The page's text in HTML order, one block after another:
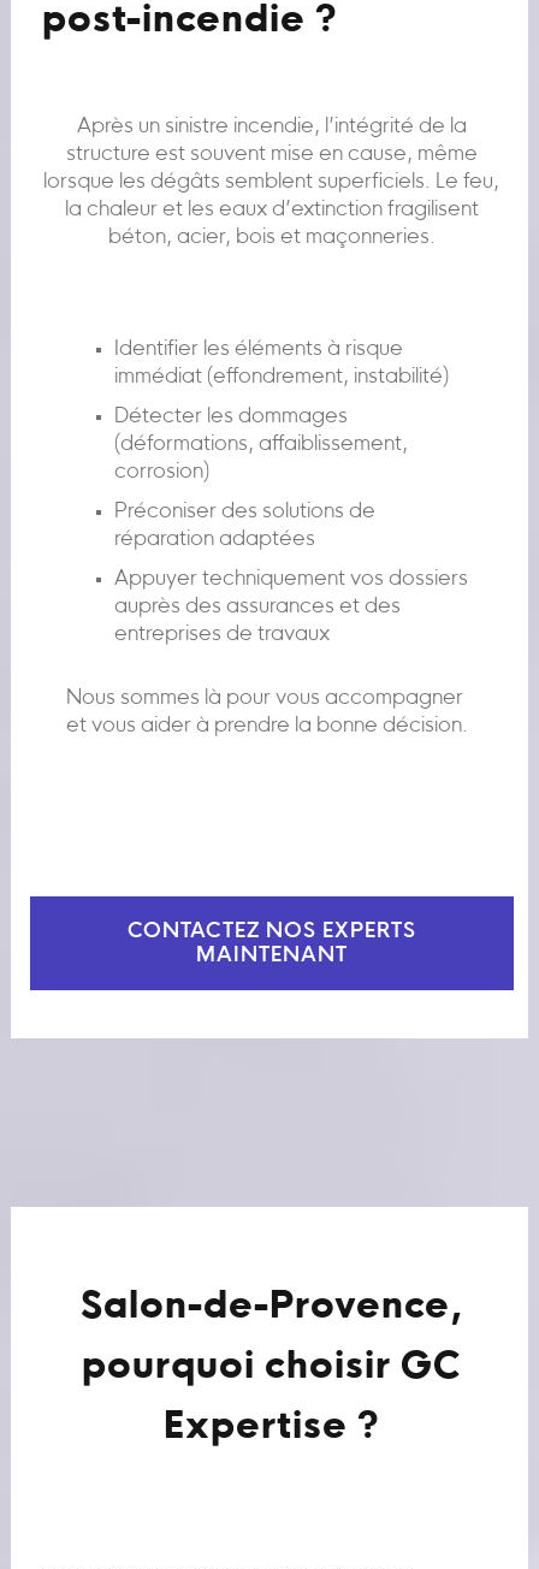
post-incendie ?
Après un sinistre incendie, l’intégrité de la
structure est souvent mise en cause, même
lorsque les dégâts semblent superficiels. Le feu,
la chaleur et les eaux d’extinction fragilisent
béton, acier, bois et maçonneries.
Identifier les éléments à risque
immédiat (effondrement, instabilité)
Détecter les dommages
(déformations, affaiblissement,
corrosion)
Préconiser des solutions de
réparation adaptées
Appuyer techniquement vos dossiers
auprès des assurances et des
entreprises de travaux
Nous sommes là pour vous accompagner
et vous aider à prendre la bonne décision.
CONTACTEZ NOS EXPERTS
MAINTENANT
Salon-de-Provence,
pourquoi choisir GC
Expertise ?